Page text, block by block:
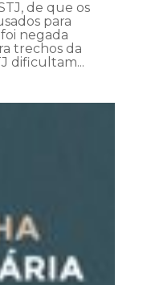
de que os
para
negada
trechos da
dificultam...